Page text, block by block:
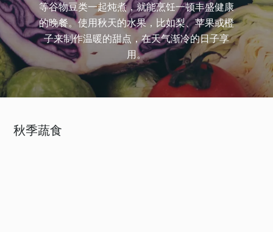
等谷物豆类一起炖煮，就能烹饪一顿丰盛健康
的晚餐。使用秋天的水果，比如梨、苹果或橙
子来制作温暖的甜点，在天气渐冷的日子享
用。
秋季蔬食